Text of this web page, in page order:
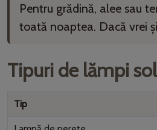
Pentru grădină, alee sau
toată noaptea. Dacă vrei
Tipuri de lămpi
Tip